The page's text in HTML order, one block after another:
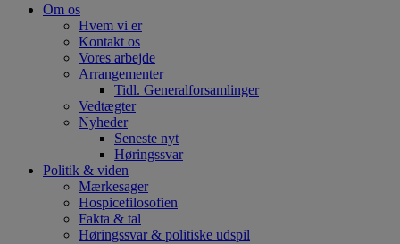
Om os
Hvem vi er
Kontakt os
Vores arbejde
Arrangementer
Tidl. Generalforsamlinger
Vedtægter
Nyheder
Seneste nyt
Høringssvar
Politik & viden
Mærkesager
Hospicefilosofien
Fakta & tal
Høringssvar & politiske udspil